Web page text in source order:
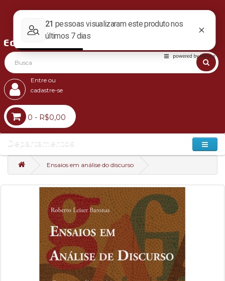
Entre ou
cadastre-se
0 - R$0,00
Departamentos
Ensaios em análise do discurso